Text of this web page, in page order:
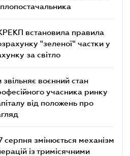
встановила правила
"зеленої" частки у
за світло
звільняє воєнний стан
учасника ринку
від положень про
серпня змінюється механізм
із тримісячними